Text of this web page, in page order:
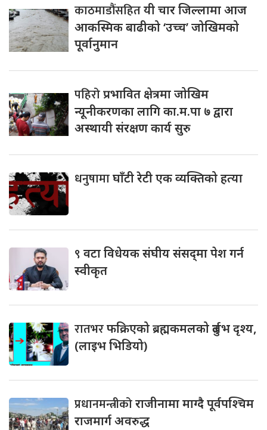
काठमाडौंसहितयी चार जिल्लामा आज
आकस्मिक बाढीको ‘उच्च’ जोखिमको
पूर्वानुमान
पहिरोप्रभावित क्षेत्रमा जोखिम
न्यूनीकरणका लागि का.म.पा ७ द्वारा
अस्थायी संरक्षण कार्य सुरु
धनुषामाघाँटी रेटी एक व्यक्तिको हत्या
९ वटा विधेयक संघीय संसद्‌मा पेश गर्न
स्वीकृत
रातभरफक्रिएको ब्रह्मकमलको दुर्लभ दृश्य,
(लाइभ भिडियो)
प्रधानमन्त्रीकोराजीनामा माग्दै पूर्वपश्चिम
राजमार्ग अवरुद्ध